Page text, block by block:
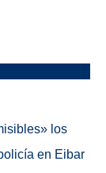
los
en Eibar